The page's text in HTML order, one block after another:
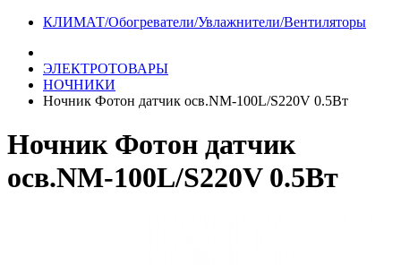
КЛИМАТ/Обогреватели/Увлажнители/Вентиляторы
ЭЛЕКТРОТОВАРЫ
НОЧНИКИ
Ночник Фотон датчик осв.NM-100L/S220V 0.5Вт
Ночник Фотон датчик
осв.NM-100L/S220V 0.5Вт